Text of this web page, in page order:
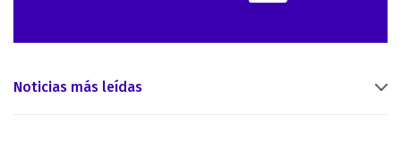
Noticias más leídas